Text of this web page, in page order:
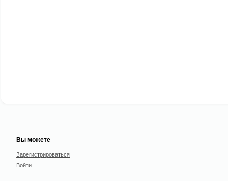
Вы можете
Зарегистрироваться
Войти